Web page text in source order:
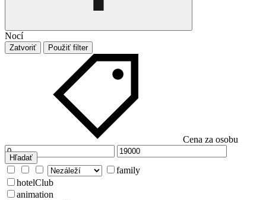
Nocí
Zatvoriť Použiť filter
Cena za osobu
Hľadať
family
hotelClub
animation